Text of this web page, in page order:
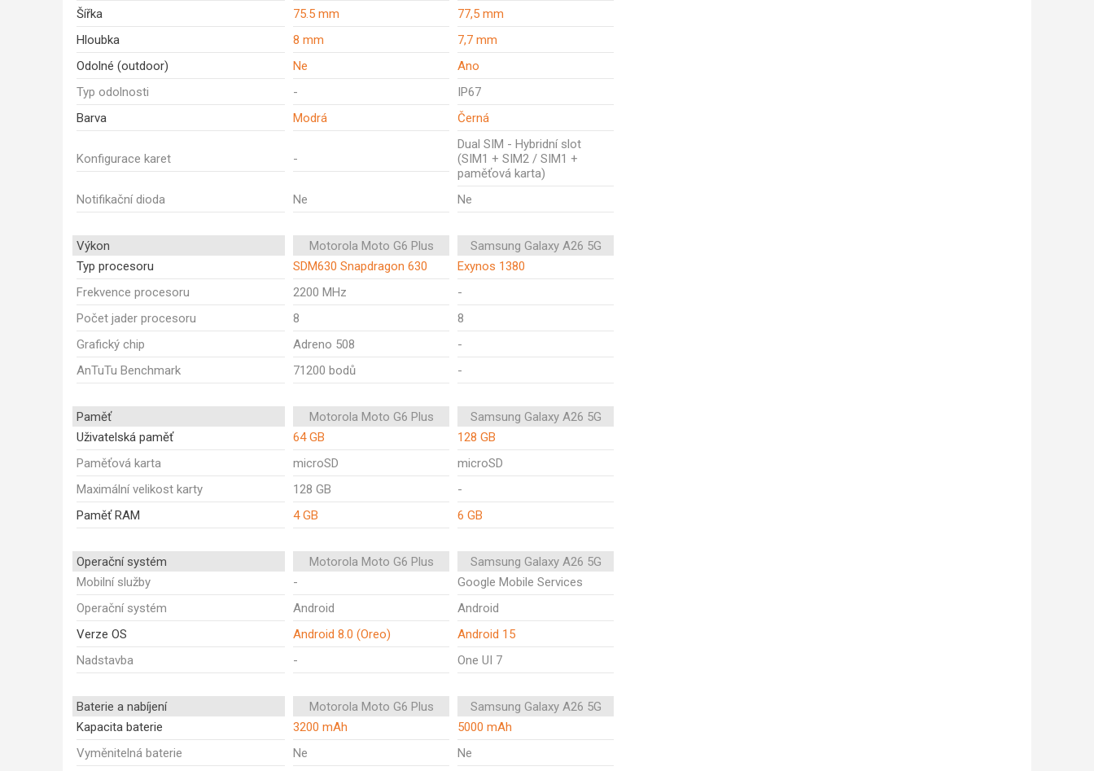
Šířka
75.5 mm
77,5 mm
Hloubka
8 mm
7,7 mm
Odolné (outdoor)
Ne
Ano
Typ odolnosti
-
IP67
Barva
Modrá Černá
Konfigurace karet -
Dual SIM - Hybridní slot
(SIM1 + SIM2 / SIM1 +
paměťová karta)
Notifikační dioda
Ne Ne
Výkon Motorola Moto G6 Plus
Samsung Galaxy A26 5G
Typ procesoru
SDM630 Snapdragon 630
Exynos 1380
Frekvence procesoru
2200 MHz
-
Počet jader procesoru
8
8
Grafický chip
Adreno 508
-
AnTuTu Benchmark
71200 bodů -
Paměť Motorola Moto G6 Plus
Samsung Galaxy A26 5G
Uživatelská paměť
64 GB
128 GB
Paměťová karta
microSD
microSD
Maximální velikost karty
128 GB
-
Paměť RAM
4 GB 6 GB
Operační systém Motorola Moto G6 Plus
Samsung Galaxy A26 5G
Mobilní služby
-
Google Mobile Services
Operační systém
Android
Android
Verze OS
Android 8.0 (Oreo)
Android 15
Nadstavba
- One UI 7
Baterie a nabíjení Motorola Moto G6 Plus
Samsung Galaxy A26 5G
Kapacita baterie
3200 mAh
5000 mAh
Vyměnitelná baterie
Ne
Ne